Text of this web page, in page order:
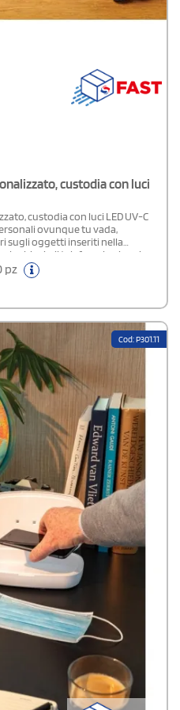
custodia con luci
custodia con luci LED UV-C
ovunque tu vada,
sugli oggetti inseriti nella
le chiavi e il telefono in viaggio:
per una pulizia completa. Le
e prive di mercurio. Il
UV-C si spenga
viene bloccata tramite
cosi' di esporre l'utente
da 400 mAh. Materiale
di cavo di ricarica in
d'onda UV-C 270nm-280nm.
pz
Cod: P301.11